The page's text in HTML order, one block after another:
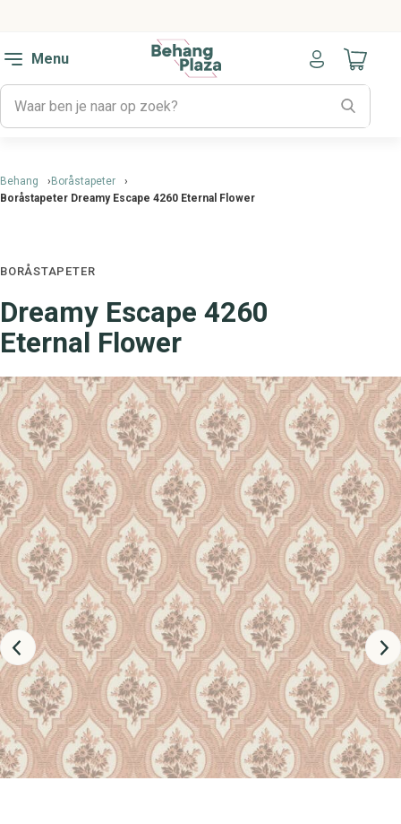
Menu
Naar
Behang
Boråstapeter
Boråstapeter Dreamy Escape 4260 Eternal Flower
BORÅSTAPETER
Dreamy Escape 4260
Eternal Flower